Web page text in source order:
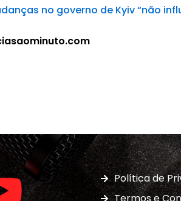
no governo de Kyiv “não
Política de